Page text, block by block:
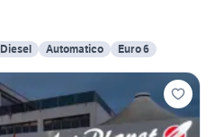
Diesel Automatico Euro 6